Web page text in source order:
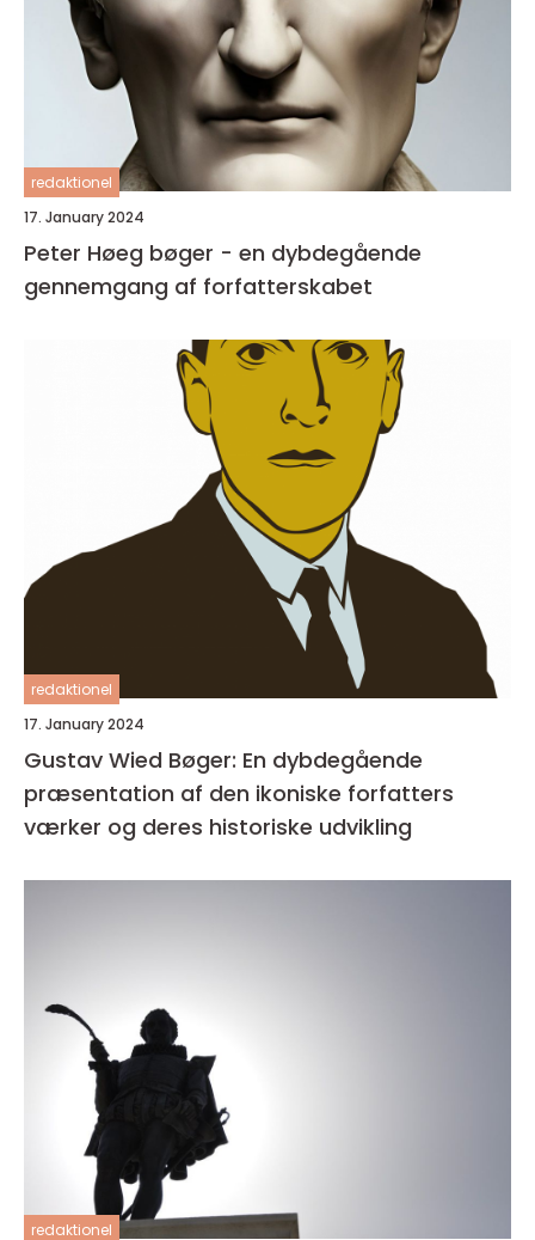
redaktionel
17. January 2024
Peter Høeg bøger - en dybdegående
gennemgang af forfatterskabet
redaktionel
17. January 2024
Gustav Wied Bøger: En dybdegående
præsentation af den ikoniske forfatters
værker og deres historiske udvikling
redaktionel